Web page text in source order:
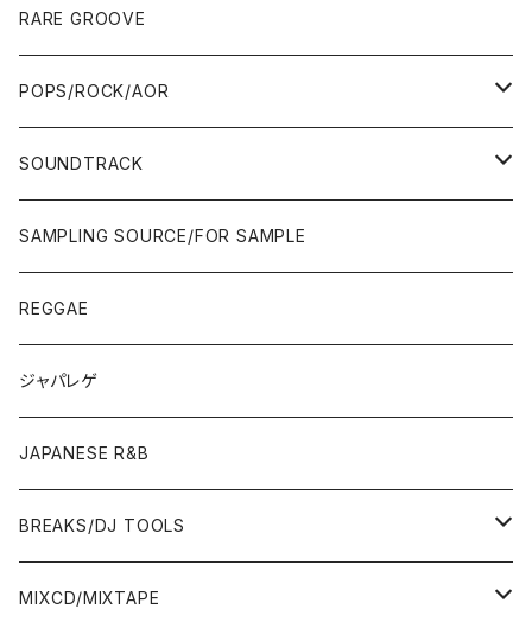
JAPAN ONLY RELEASE/REMIX
JAPAN ONLY RELEASE/REMIX
CD ALBUM
80'S
80'S
60'S/70'S
80'S
70'S
80'S
12"/7"
70'S
80'S
JAZZ
FUSION
RARE GROOVE
POPS/ROCK/AOR
POPS/S.S.W.
ROCK/AOR
SOUNDTRACK
LP
JAPANESE
OTHERS
7"/12"
JAPANESE
OTHERS
SAMPLING SOURCE/FOR SAMPLE
REGGAE
ジャパレゲ
JAPANESE R&B
BREAKS/DJ TOOLS
BREAKS/MEGAMIX/CUT UP
MIXCD/MIXTAPE